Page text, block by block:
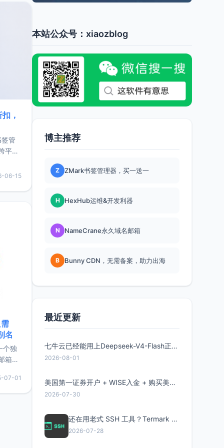
，
管
平
它还
06-15
名
个独
箱等
较有
惠的
07-01
本站公众号：xiaozblog
博主推荐
Z ZMark书签管理器，买一送一
H HexHub运维&开发利器
N NameCrane永久域名邮箱
B Bunny CDN，无需备案，助力出海
最近更新
七牛云已经能用上Deepseek-V4-Flash正式版了，点此领取300万Token
2026-08-01
美国第一证券开户 + WISE入金 + 购买美股全流程分享
2026-07-30
还在用老式 SSH 工具？Termark 新一代跨平台智能SSH客户端了解一下
2026-07-28